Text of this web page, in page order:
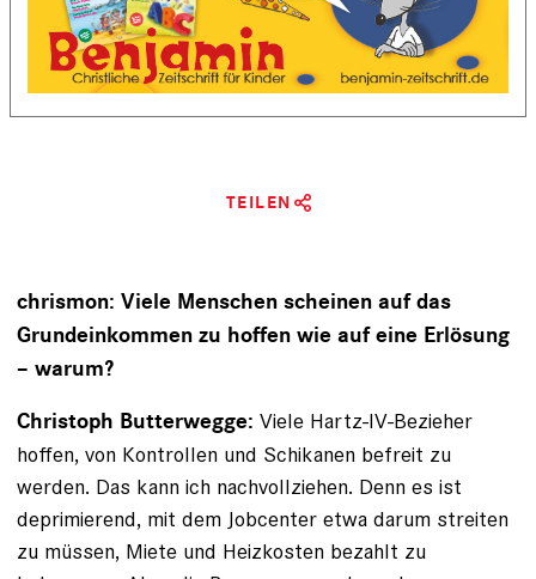
TEILEN
chrismon: Viele Menschen scheinen auf das
Grundeinkommen zu hoffen wie auf eine Erlösung
– warum?
Christoph Butterwegge: Viele Hartz-IV-Bezieher
hoffen, von Kontrollen und Schikanen befreit zu
werden. Das kann ich nachvollziehen. Denn es ist
deprimierend, mit dem Jobcenter etwa darum streiten
zu müssen, Miete und Heizkosten bezahlt zu